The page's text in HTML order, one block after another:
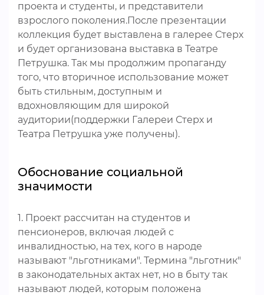
проекта и студенты, и представители
взрослого поколения.После презентации
коллекция будет выставлена в галерее Стерх
и будет организована выставка в Театре
Петрушка. Так мы продолжим пропаганду
того, что вторичное использование может
быть стильным, доступным и
вдохновляющим для широкой
аудитории(поддержки Галереи Стерх и
Театра Петрушка уже получены).
Обоснование социальной
значимости
1. Проект рассчитан на студентов и
пенсионеров, включая людей с
инвалидностью, на тех, кого в народе
называют "льготниками". Термина "льготник"
в законодательных актах нет, но в быту так
называют людей, которым положена